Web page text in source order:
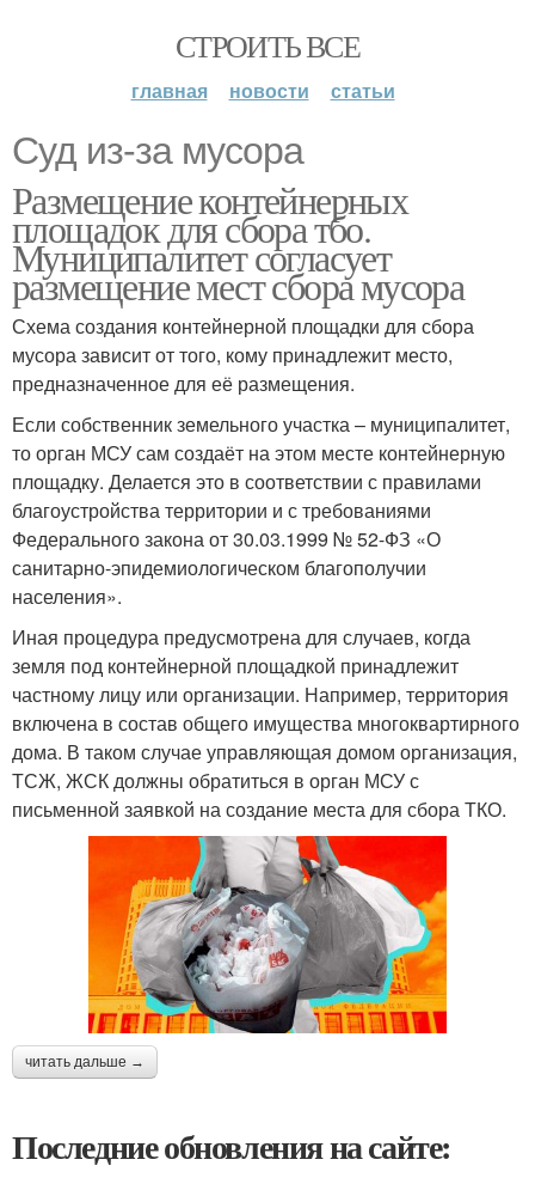
СТРОИТЬ ВСЕ
главная новости статьи
Суд из-за мусора
Размещение контейнерных
площадок для сбора тбо.
Муниципалитет согласует
размещение мест сбора мусора
Схема создания контейнерной площадки для сбора
мусора зависит от того, кому принадлежит место,
предназначенное для её размещения.
Если собственник земельного участка – муниципалитет,
то орган МСУ сам создаёт на этом месте контейнерную
площадку. Делается это в соответствии с правилами
благоустройства территории и с требованиями
Федерального закона от 30.03.1999 № 52-ФЗ «О
санитарно-эпидемиологическом благополучии
населения».
Иная процедура предусмотрена для случаев, когда
земля под контейнерной площадкой принадлежит
частному лицу или организации. Например, территория
включена в состав общего имущества многоквартирного
дома. В таком случае управляющая домом организация,
ТСЖ, ЖСК должны обратиться в орган МСУ с
письменной заявкой на создание места для сбора ТКО.
читать дальше →
Последние обновления на сайте: